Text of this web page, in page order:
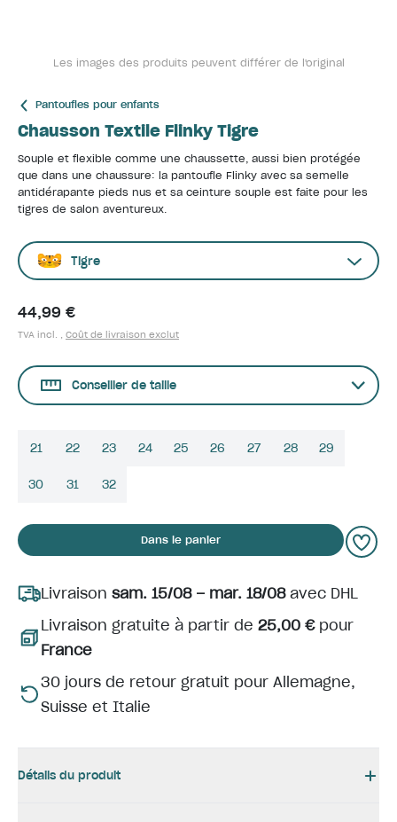
Les images des produits peuvent différer de l'original
Pantoufles pour enfants
Chausson Textile Flinky Tigre
Souple et flexible comme une chaussette, aussi bien protégée
que dans une chaussure: la pantoufle Flinky avec sa semelle
antidérapante pieds nus et sa ceinture souple est faite pour les
tigres de salon aventureux.
Tigre
44,99 €
TVA incl. , Coût de livraison exclut
Conseiller de taille
21 22 23 24 25 26 27 28 29
30 31 32
Dans le panier
Livraison sam. 15/08 – mar. 18/08avec DHL
Livraison gratuite à partir de 25,00 €pour
France
30 jours de retour gratuit pour Allemagne,
Suisse et Italie
Détails du produit